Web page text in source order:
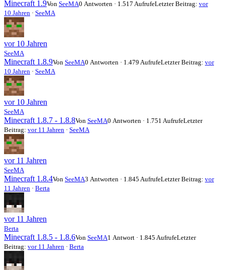
Minecraft 1.9Von SeeMA0 Antworten · 1.517 AufrufeLetzter Beitrag: vor
10 Jahren · SeeMA
vor 10 Jahren
SeeMA
Minecraft 1.8.9Von SeeMA0 Antworten · 1.479 AufrufeLetzter Beitrag: vor
10 Jahren · SeeMA
vor 10 Jahren
SeeMA
Minecraft 1.8.7 - 1.8.8Von SeeMA0 Antworten · 1.751 AufrufeLetzter
Beitrag: vor 11 Jahren · SeeMA
vor 11 Jahren
SeeMA
Minecraft 1.8.4Von SeeMA3 Antworten · 1.845 AufrufeLetzter Beitrag: vor
11 Jahren · Berta
vor 11 Jahren
Berta
Minecraft 1.8.5 - 1.8.6Von SeeMA1 Antwort · 1.845 AufrufeLetzter
Beitrag: vor 11 Jahren · Berta